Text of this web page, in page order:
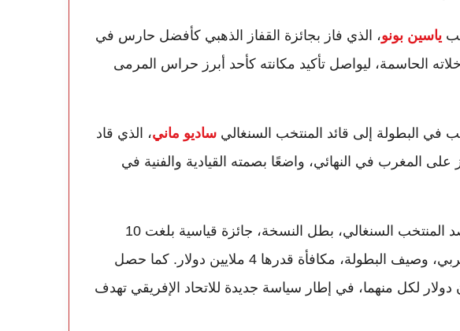
ياسين بونو، الذي فاز بجائزة القفاز الذهبي كأفضل حارس في
الحاسمة، ليواصل تأكيد مكانته كأحد أبرز حراس المرمى
في البطولة إلى قائد المنتخب السنغالي ساديو ماني، الذي قاد
على المغرب في النهائي، واضعًا بصمته القيادية والفنية في
وعلى مستوى المكافآت المالية، حصد المنتخب السنغالي، بطل النسخة، جائزة قياسية بلغت 10
ملايين دولار، فيما نال المنتخب المغربي، وصيف البطولة، مكافأة قدرها 4 ملايين دولار. كما حصل
ومصر على 2.5 مليون دولار لكل منهما، في إطار سياسة جديدة للاتحاد الإفريقي تهدف